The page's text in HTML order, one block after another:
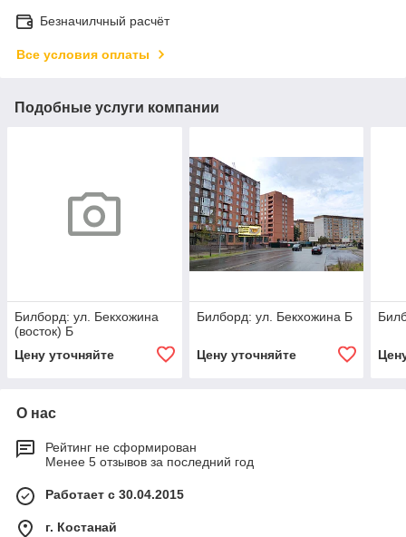
Безначилчный расчёт
Все условия оплаты
Подобные услуги компании
Билборд: ул. Бекхожина
(восток) Б
Цену уточняйте
Билборд: ул. Бекхожина Б
Цену уточняйте
О нас
Рейтинг не сформирован
Менее 5 отзывов за последний год
Работает с 30.04.2015
г. Костанай